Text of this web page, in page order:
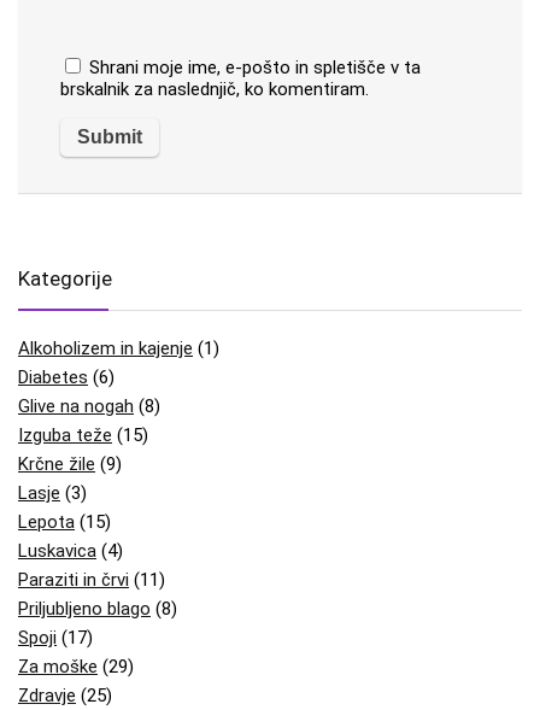
Shrani moje ime, e-pošto in spletišče v ta
brskalnik za naslednjič, ko komentiram.
Kategorije
Alkoholizem in kajenje (1)
Diabetes (6)
Glive na nogah (8)
Izguba teže (15)
Krčne žile (9)
Lasje (3)
Lepota (15)
Luskavica (4)
Paraziti in črvi (11)
Priljubljeno blago (8)
Spoji (17)
Za moške (29)
Zdravje (25)